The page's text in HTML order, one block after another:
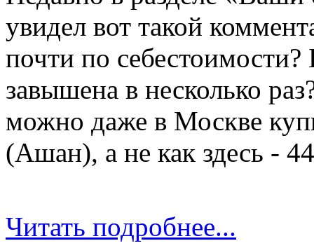
увидел вот такой
почти по себестоимости?
завышена в несколько
можно даже в Москве
(Ашан), а не как здесь -
Читать подробнее...